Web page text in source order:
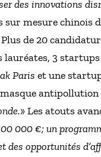
des innovations
sur mesure chinois
de 20
lauréates, 3
Paris et une
» Les atouts
000 €; un
des opportunités